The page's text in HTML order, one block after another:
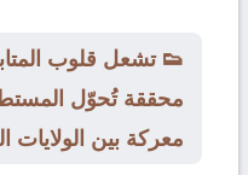
👟 تشعل قلوب
محققة تُحوّل
معركة بين الولايات